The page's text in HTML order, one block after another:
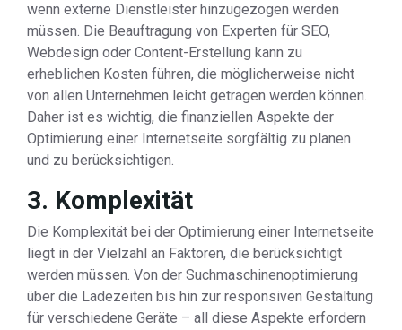
wenn externe Dienstleister hinzugezogen werden
müssen. Die Beauftragung von Experten für SEO,
Webdesign oder Content-Erstellung kann zu
erheblichen Kosten führen, die möglicherweise nicht
von allen Unternehmen leicht getragen werden können.
Daher ist es wichtig, die finanziellen Aspekte der
Optimierung einer Internetseite sorgfältig zu planen
und zu berücksichtigen.
3. Komplexität
Die Komplexität bei der Optimierung einer Internetseite
liegt in der Vielzahl an Faktoren, die berücksichtigt
werden müssen. Von der Suchmaschinenoptimierung
über die Ladezeiten bis hin zur responsiven Gestaltung
für verschiedene Geräte – all diese Aspekte erfordern